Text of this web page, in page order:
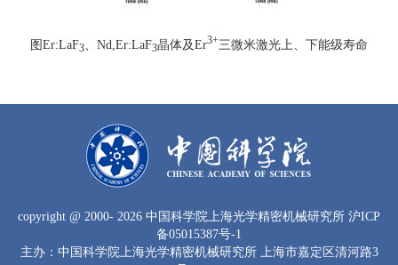
图Er:LaF3 、Nd,Er:LaF3晶体及Er3+三微米激光上、下能级寿命
copyright @ 2000- 2026 中国科学院上海光学精密机械研究所 沪ICP
备05015387号-1
主办：中国科学院上海光学精密机械研究所 上海市嘉定区清河路3